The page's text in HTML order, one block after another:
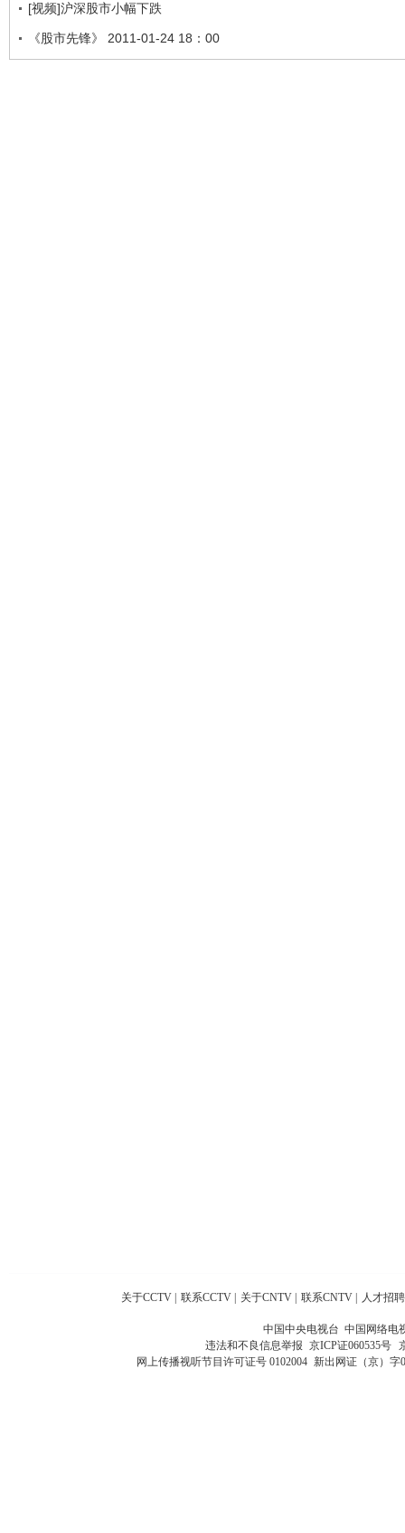
[视频]沪深股市小幅下跌
《股市先锋》 2011-01-24 18：00
关于CCTV 联系CCTV 关于CNTV 联系CNTV 人才招聘
中国中央电视台 中国网络电
违法和不良信息举报 京ICP证060535号
网上传播视听节目许可证号 0102004 新出网证（京）